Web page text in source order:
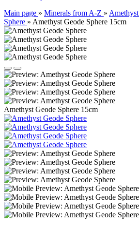
Main page » Minerals from A-Z » Amethyst
Sphere » Amethyst Geode Sphere 15cm
Amethyst Geode Sphere 15cm